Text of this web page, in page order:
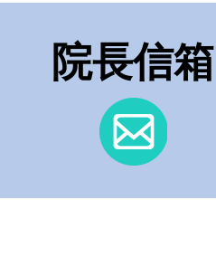
院長信箱